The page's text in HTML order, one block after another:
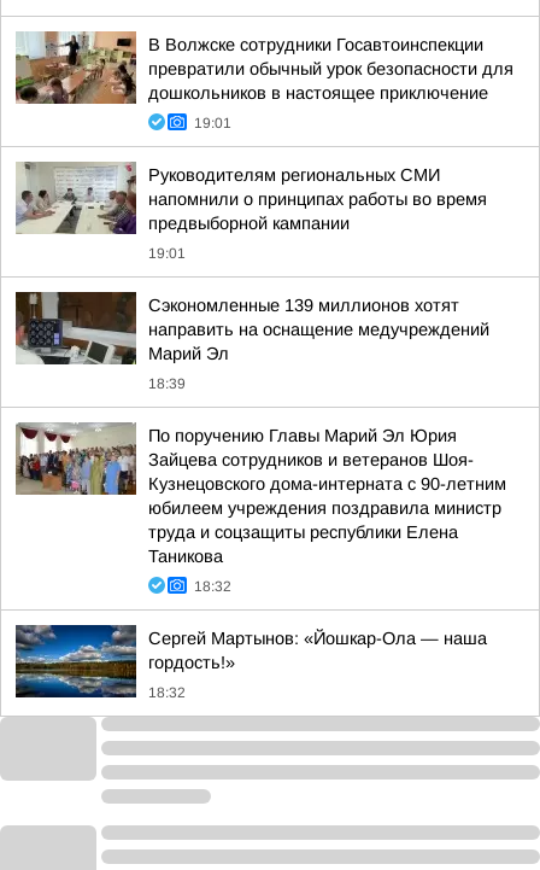
В Волжске сотрудники Госавтоинспекции
превратили обычный урок безопасности для
дошкольников в настоящее приключение
19:01
Руководителям региональных СМИ
напомнили о принципах работы во время
предвыборной кампании
19:01
Сэкономленные 139 миллионов хотят
направить на оснащение медучреждений
Марий Эл
18:39
По поручению Главы Марий Эл Юрия
Зайцева сотрудников и ветеранов Шоя-
Кузнецовского дома-интерната с 90-летним
юбилеем учреждения поздравила министр
труда и соцзащиты республики Елена
Таникова
18:32
Сергей Мартынов: «Йошкар-Ола — наша
гордость!»
18:32